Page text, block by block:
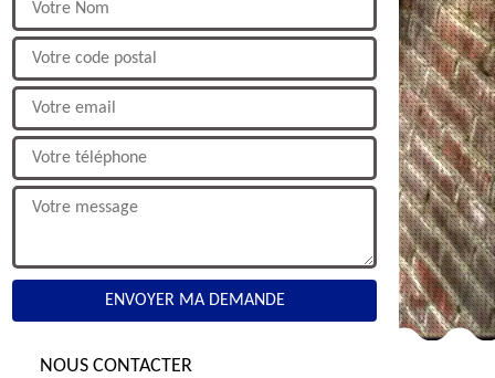
NOUS CONTACTER